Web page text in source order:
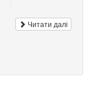
Читати далі